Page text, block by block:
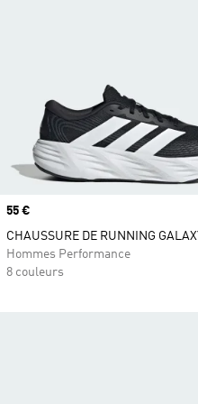
Prix
55 €
CHAUSSURE DE RUNNING
Hommes Performance
8 couleurs